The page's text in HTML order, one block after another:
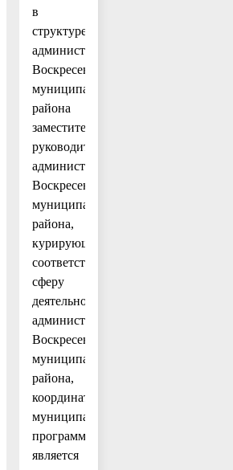
в
структуре
администрации
Воскресенского
муниципального
района
заместителя
руководителя
администрации
Воскресенского
муниципального
района,
курирующего
соответствующую
сферу
деятельности
администрации
Воскресенского
муниципального
района,
координатором
муниципальной
программы
является